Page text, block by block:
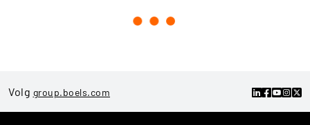
Volg group.boels.com